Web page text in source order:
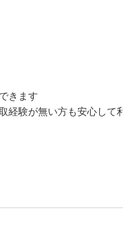
きます
経験が無い方も安心して